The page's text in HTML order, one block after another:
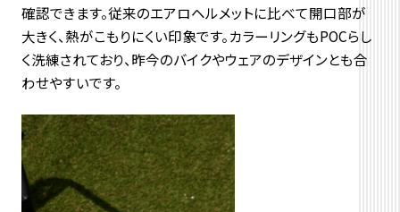
確認できます。従来のエアロヘルメットに比べて開口部が
大きく、熱がこもりにくい印象です。カラーリングもPOCらし
く洗練されており、昨今のバイクやウェアのデザインとも合
わせやすいです。